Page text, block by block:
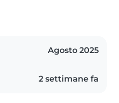
Agosto 2025
2 settimane fa